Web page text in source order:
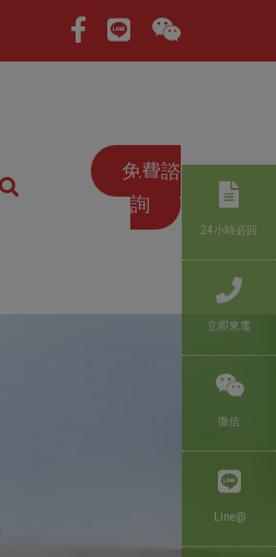
免費諮
詢
24小時必回
立即來電
微信
Line@